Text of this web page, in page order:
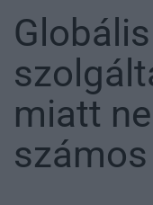
Globális
miatt